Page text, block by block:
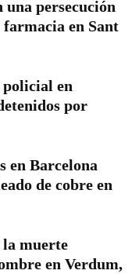
una persecución
en Sant
en
por
en Barcelona
de cobre en
muerte
en Verdum,